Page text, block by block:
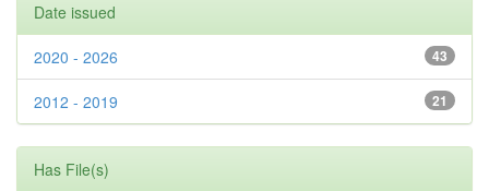
Date issued
43
2020 - 2026
21
2012 - 2019
Has File(s)